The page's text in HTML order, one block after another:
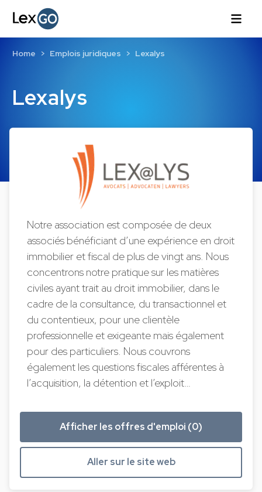
Lexalys
Home Emplois juridiques Lexalys
Notre association est composée de deux
associés bénéficiant d’une expérience en droit
immobilier et fiscal de plus de vingt ans. Nous
concentrons notre pratique sur les matières
civiles ayant trait au droit immobilier, dans le
cadre de la consultance, du transactionnel et
du contentieux, pour une clientèle
professionnelle et exigeante mais également
pour des particuliers. Nous couvrons
également les questions fiscales afférentes à
l’acquisition, la détention et l’exploit…
Afficher les offres d'emploi (0)
Aller sur le site web